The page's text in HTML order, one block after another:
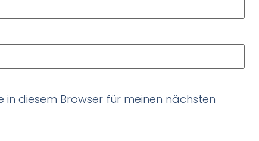
in diesem Browser für meinen nächsten